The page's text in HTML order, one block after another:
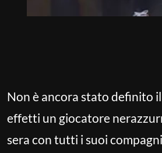
Non è ancora stato definito
effetti un giocatore
sera con tutti i suoi